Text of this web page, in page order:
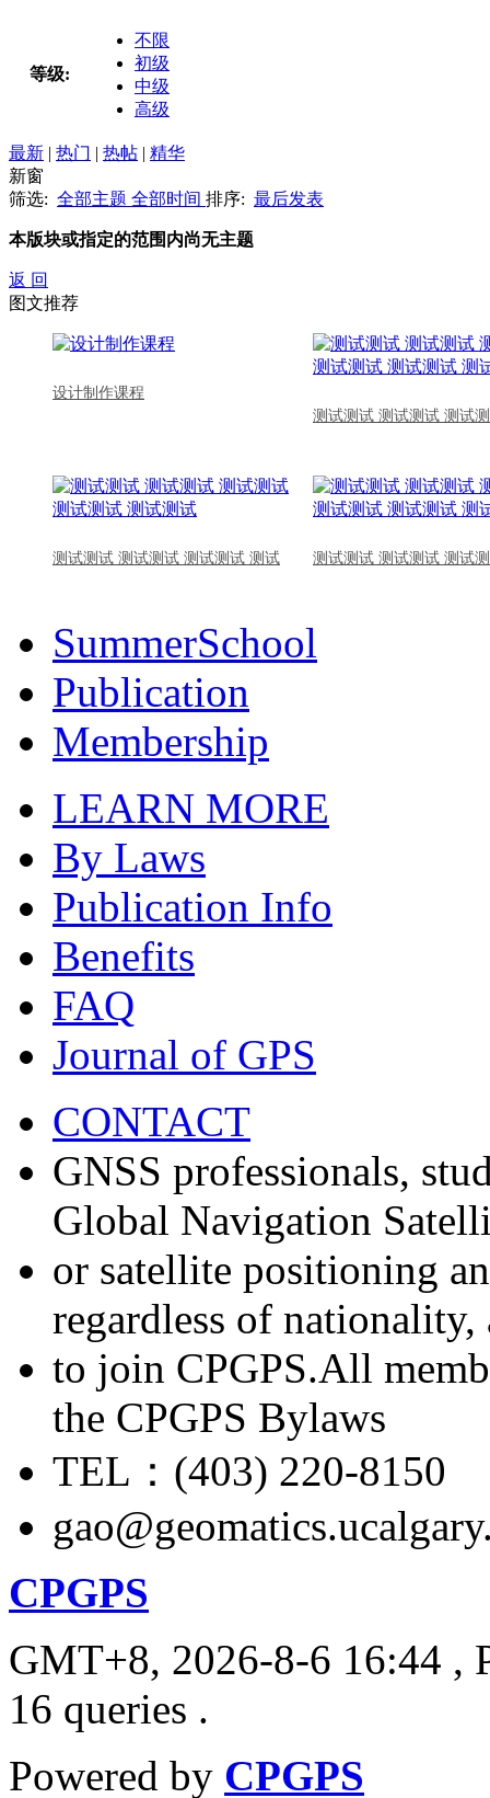
等级:
不限
初级
中级
高级
最新 | 热门 | 热帖 | 精华
新窗
筛选: 全部主题 全部时间 排序: 最后发表
本版块或指定的范围内尚无主题
返 回
图文推荐
设计制作课程
测试测试 测试测试 测试
测试测试 测试测试 测试测试 测试 测试测试 测试测试 测试
SummerSchool
Publication
Membership
LEARN MORE
By Laws
Publication Info
Benefits
FAQ
Journal of GPS
CONTACT
GNSS professionals,
Global Navigation
or satellite positioning
regardless of nationality,
to join CPGPS.All
the CPGPS Bylaws
TEL：(403) 220-8150
CPGPS
GMT+8, 2026-8-6 16:44 ,
16 queries .
Powered by CPGPS